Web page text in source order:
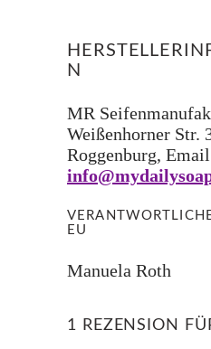
N
MR
Weißenhorner Str.
Roggenburg,
EU
Manuela Roth
1 REZENSION